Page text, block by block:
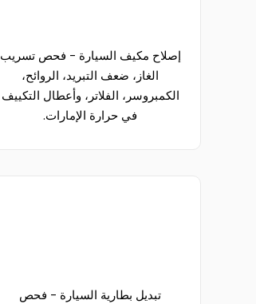
إصلاح مكيف السيارة - فحص تسريب
الغاز، ضعف التبريد، الروائح،
الكمبروسر، الفلاتر، وأعطال التكييف
في حرارة الإمارات.
تبديل بطارية السيارة - فحص